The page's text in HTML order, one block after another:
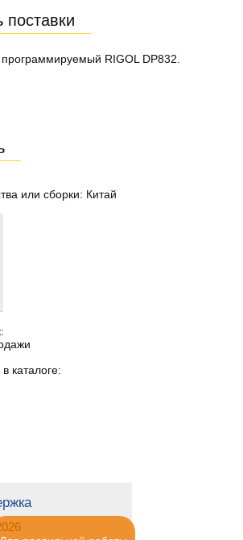
поставки
программируемый RIGOL DP832.
или сборки: Китай
каталоге: